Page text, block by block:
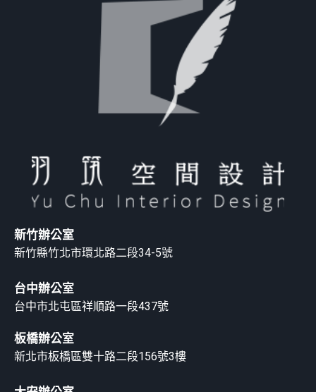
新竹辦公室
新竹縣竹北市環北路二段34-5號
台中辦公室
台中市北屯區祥順路一段437號
板橋辦公室
新北市板橋區雙十路二段156號3樓